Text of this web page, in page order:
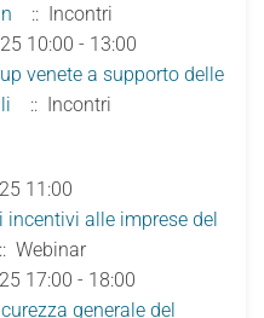
:: Incontri
10:00 - 13:00
venete a supporto delle
:: Incontri
11:00
incentivi alle imprese del
:: Webinar
17:00 - 18:00
generale del